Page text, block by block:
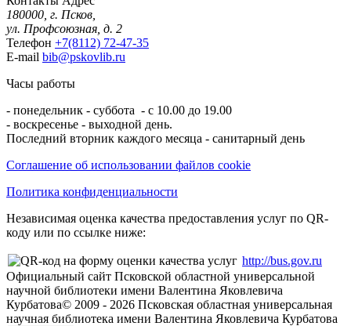
180000, г. Псков,
ул. Профсоюзная, д. 2
Телефон +7(8112) 72-47-35
E-mail bib@pskovlib.ru
Часы работы
- понедельник - суббота - с 10.00 до 19.00
- воскресенье - выходной день.
Последний вторник каждого месяца - санитарный день
Соглашение об использовании файлов cookie
Политика конфиденциальности
Независимая оценка качества предоставления услуг по QR-
коду или по ссылке ниже:
http://bus.gov.ru
Официальный сайт Псковской областной универсальной
научной библиотеки имени Валентина Яковлевича
Курбатова© 2009 - 2026 Псковская областная универсальная
научная библиотека имени Валентина Яковлевича Курбатова